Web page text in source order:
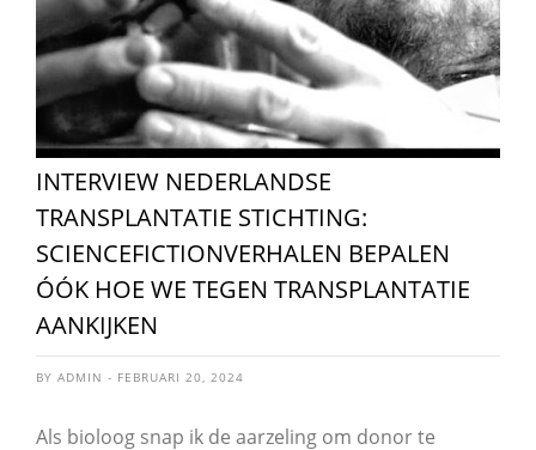
INTERVIEW NEDERLANDSE
TRANSPLANTATIE STICHTING:
SCIENCEFICTIONVERHALEN BEPALEN
ÓÓK HOE WE TEGEN TRANSPLANTATIE
AANKIJKEN
BY ADMIN - FEBRUARI 20, 2024
Als bioloog snap ik de aarzeling om donor te